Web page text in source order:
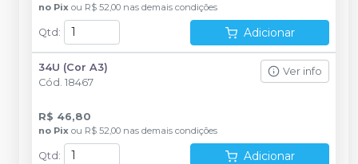
no Pix ou R$ 52,00 nas demais condições
Qtd : Adicionar
34U (Cor A3)
Cód. 18467
Ver info
R$ 46,80
no Pix ou R$ 52,00 nas demais condições
Qtd: Adicionar